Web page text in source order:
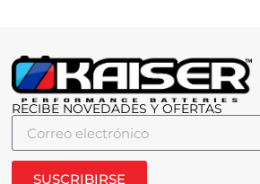
RECIBE NOVEDADES Y OFERTAS
SUSCRIBIRSE